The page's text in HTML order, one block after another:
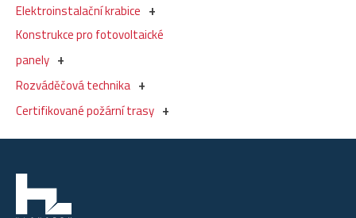
Elektroinstalační krabice
Konstrukce pro fotovoltaické
panely
Rozváděčová technika
Certifikované požární trasy